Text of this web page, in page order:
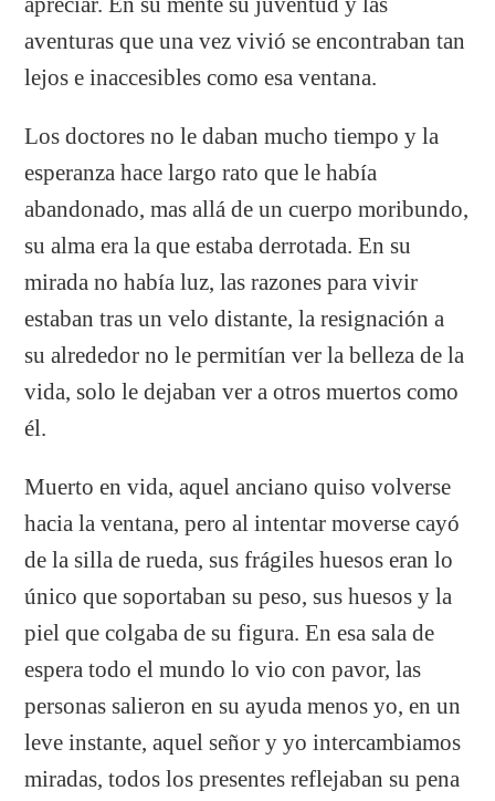
aventuras que una vez vivió se encontraban tan
lejos e inaccesibles como esa ventana.
Los doctores no le daban mucho tiempo y la
esperanza hace largo rato que le había
abandonado, mas allá de un cuerpo moribundo,
su alma era la que estaba derrotada. En su
mirada no había luz, las razones para vivir
estaban tras un velo distante, la resignación a
su alrededor no le permitían ver la belleza de la
vida, solo le dejaban ver a otros muertos como
él.
Muerto en vida, aquel anciano quiso volverse
hacia la ventana, pero al intentar moverse cayó
de la silla de rueda, sus frágiles huesos eran lo
único que soportaban su peso, sus huesos y la
piel que colgaba de su figura. En esa sala de
espera todo el mundo lo vio con pavor, las
personas salieron en su ayuda menos yo, en un
leve instante, aquel señor y yo intercambiamos
miradas, todos los presentes reflejaban su pena